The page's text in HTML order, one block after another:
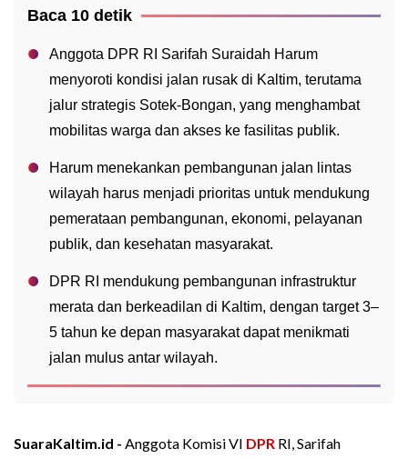
Baca 10 detik
Anggota DPR RI Sarifah Suraidah Harum
menyoroti kondisi jalan rusak di Kaltim, terutama
jalur strategis Sotek-Bongan, yang menghambat
mobilitas warga dan akses ke fasilitas publik.
Harum menekankan pembangunan jalan lintas
wilayah harus menjadi prioritas untuk mendukung
pemerataan pembangunan, ekonomi, pelayanan
publik, dan kesehatan masyarakat.
DPR RI mendukung pembangunan infrastruktur
merata dan berkeadilan di Kaltim, dengan target 3–
5 tahun ke depan masyarakat dapat menikmati
jalan mulus antar wilayah.
SuaraKaltim.id - Anggota Komisi VI DPR RI, Sarifah